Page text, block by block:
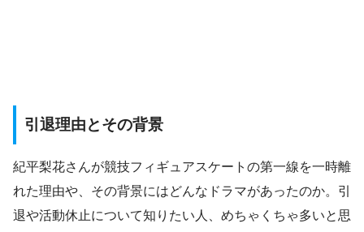
引退理由とその背景
紀平梨花さんが競技フィギュアスケートの第一線を一時離
れた理由や、その背景にはどんなドラマがあったのか。引
退や活動休止について知りたい人、めちゃくちゃ多いと思